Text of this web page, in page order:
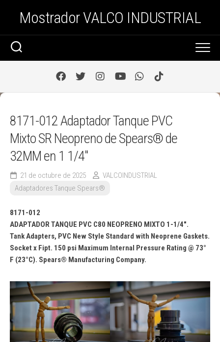
Mostrador VALCO INDUSTRIAL
8171-012 Adaptador Tanque PVC
Mixto SR Neopreno de Spears® de
32MM en 1 1/4″
21 de octubre de 2025
VALCOINDUSTRIAL
Adaptadores Tanque Spears®
8171-012
ADAPTADOR TANQUE PVC C80 NEOPRENO MIXTO 1-1/4″.
Tank Adapters, PVC New Style Standard with Neoprene Gaskets.
Socket x Fipt. 150 psi Maximum Internal Pressure Rating @ 73°
F (23°C). Spears® Manufacturing Company.